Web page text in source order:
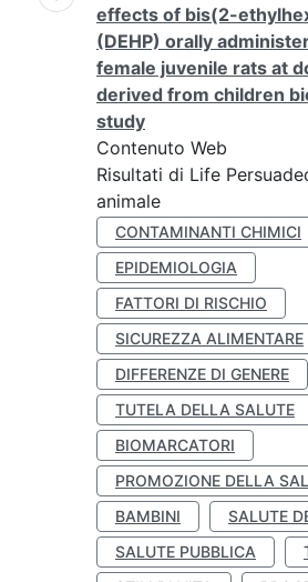
effects of bis(2-
(DEHP) orally
female juvenile rats at
derived from children
study
Contenuto Web
Risultati di Life
animale
CONTAMINANTI CHIMICI
EPIDEMIOLOGIA
FATTORI DI RISCHIO
SICUREZZA ALIMENTARE
DIFFERENZE DI GENERE
TUTELA DELLA SALUTE
BIOMARCATORI
PROMOZIONE DELLA
BAMBINI
SALUTE
SALUTE PUBBLICA